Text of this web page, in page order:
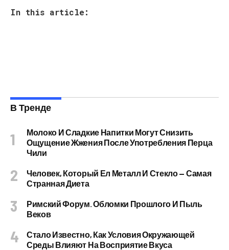
In this article:
В Тренде
Молоко И Сладкие Напитки Могут Снизить
Ощущение Жжения После Употребления Перца
Чили
Человек, Который Ел Металл И Стекло — Самая
Странная Диета
Римский Форум. Обломки Прошлого И Пыль
Веков
Стало Известно, Как Условия Окружающей
Среды Влияют На Восприятие Вкуса